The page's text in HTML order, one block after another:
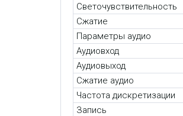
Светочувствительность
Сжатие
Параметры аудио
Аудиовход
Аудиовыход
Сжатие аудио
Частота дискретизации
Запись